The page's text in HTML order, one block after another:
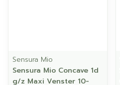
Sensura Mio
Sensura Mio Concave 1d
g/z Maxi Venster 10-